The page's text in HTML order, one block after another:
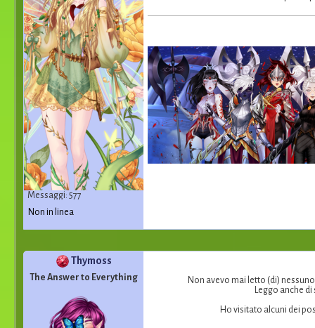
Messaggi: 577
Non in linea
Thymoss
The Answer to Everything
Non avevo mai letto (di)
Leggo anche
Ho visitato alcuni dei